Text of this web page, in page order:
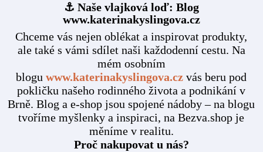
⚓ Naše vlajková loď: Blog
www.katerinakyslingova.cz
Chceme vás nejen oblékat a inspirovat produkty,
ale také s vámi sdílet naši každodenní cestu. Na
mém osobním
bloguwww.katerinakyslingova.cz vás beru pod
pokličku našeho rodinného života a podnikání v
Brně. Blog a e-shop jsou spojené nádoby – na blogu
tvoříme myšlenky a inspiraci, na Bezva.shop je
měníme v realitu.
Proč nakupovat u nás?